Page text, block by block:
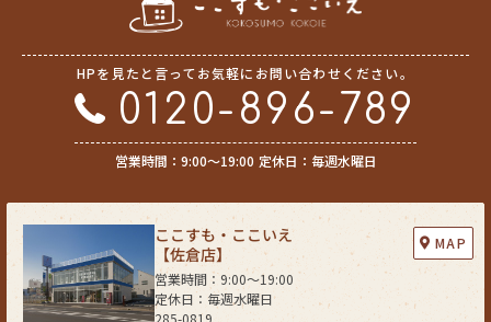
HPを見たと言ってお気軽にお問い合わせください。
0120-896-789
営業時間：9:00〜19:00 定休日：毎週水曜日
ここすも・ここいえ
【佐倉店】
285-0819
営業時間：9:00〜19:00
定休日：毎週水曜日
MAP